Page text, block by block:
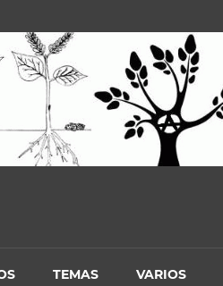
TEMAS VARIOS